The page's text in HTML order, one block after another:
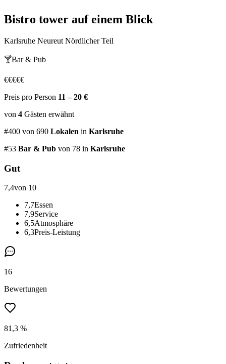
Bistro tower auf einem Blick
Karlsruhe Neureut Nördlicher Teil
🍸Bar & Pub
€€€€€
Preis pro Person 11 – 20 €
von 4 Gästen erwähnt
#400 von 690 Lokalen in Karlsruhe
#53 Bar & Pub von 78 in Karlsruhe
Gut
7,4von 10
7,7Essen
7,9Service
6,5Atmosphäre
6,3Preis-Leistung
16
Bewertungen
81,3 %
Zufriedenheit